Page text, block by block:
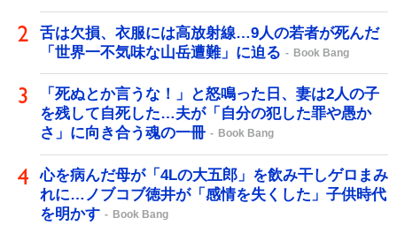
舌は欠損、衣服には高放射線…9人の若者が死んだ
「世界一不気味な山岳遭難」に迫る
Book Bang
「死ぬとか言うな！」と怒鳴った日、妻は2人の子
を残して自死した…夫が「自分の犯した罪や愚か
さ」に向き合う魂の一冊
Book Bang
心を病んだ母が「4Lの大五郎」を飲み干しゲロまみ
れに…ノブコブ徳井が「感情を失くした」子供時代
を明かす
Book Bang